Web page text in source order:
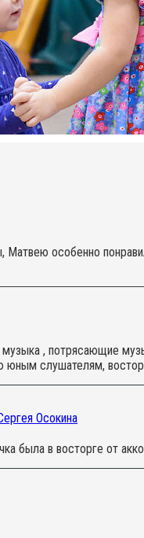
особенно
, потрясающие
юным слушателям,
Осокина
была в восторге от